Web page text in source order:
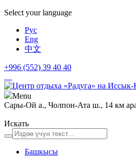
Select your language
Рус
Eng
中文
+996 (552) 39 40 40
Menu
Сары-Ой а., Чолпон-Ата ш., 14 км
Искать
Башкысы